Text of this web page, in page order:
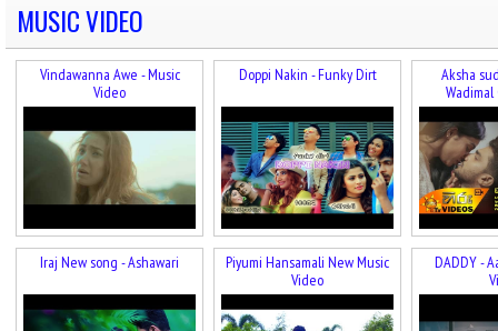
MUSIC VIDEO
Vindawanna Awe - Music
Video
Doppi Nakin - Funky Dirt
Aksha
Iraj New song - Ashawari
Piyumi Hansamali New Music
Video
DADDY -